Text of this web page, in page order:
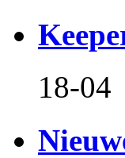
18-04